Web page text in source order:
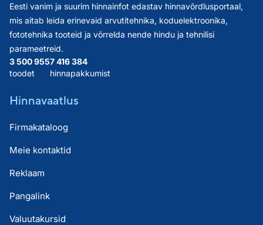
Eesti vanim ja suurim hinnainfot edastav hinnavõrdlusportaal,
mis aitab leida erinevaid arvutitehnika, koduelektroonika,
fototehnika tooteid ja võrrelda nende hindu ja tehnilisi
parameetreid.
3 500 955
toodet
7 416 384
hinnapakkumist
Hinnavaatlus
Firmakataloog
Meie kontaktid
Reklaam
Pangalink
Valuutakursid